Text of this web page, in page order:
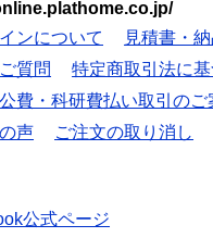
ンについて
見積書・
質問
特定商取引法に
費・科研費払い取引のご
声 ご注文の取り消し
公式ページ